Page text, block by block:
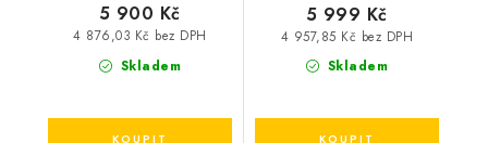
Skladem
4 876,03 Kč bez DPH
5 900 Kč
Skladem
4 957,85 Kč bez DPH
5 999 Kč